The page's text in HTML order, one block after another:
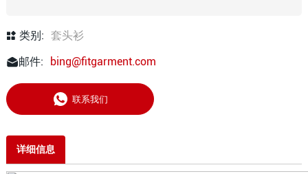
类别: 套头衫
邮件:
bing@fitgarment.com
联系我们
详细信息